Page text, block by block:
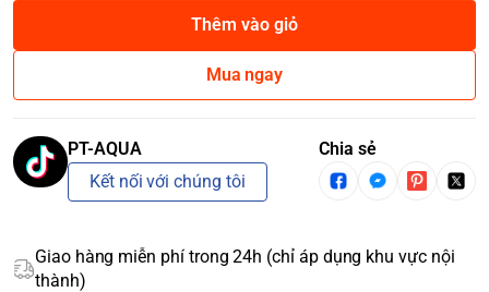
Thêm vào giỏ
Mua ngay
PT-AQUA
Kết nối với chúng tôi
Chia sẻ
Giao hàng miễn phí trong 24h (chỉ áp dụng khu vực nội
thành)